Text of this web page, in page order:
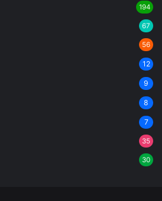
194
67
56
12
9
8
7
35
30